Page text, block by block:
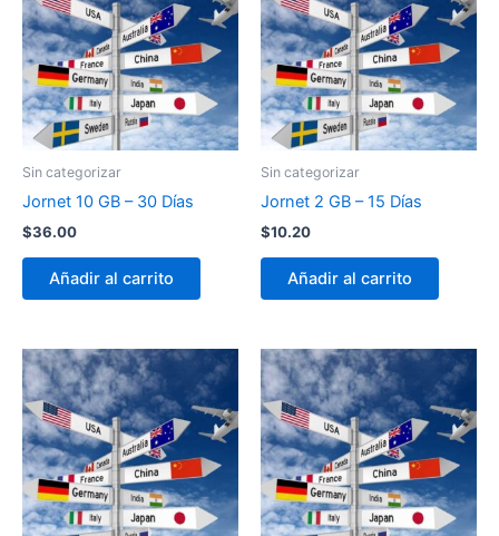
Sin categorizar
Jornet 10 GB – 30 Días
$36.00
Añadir al carrito
Sin categorizar
Jornet 2 GB – 15 Días
$10.20
Añadir al carrito